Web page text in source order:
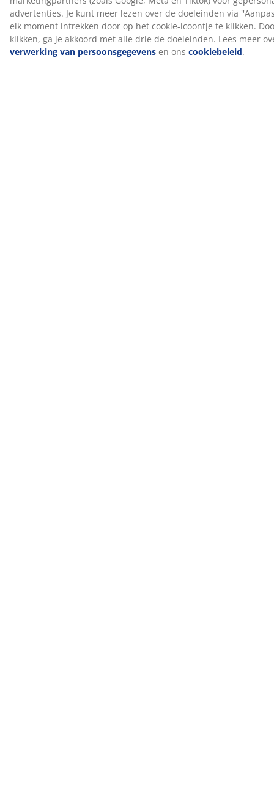
DREAMZONE®
DREAMZONE® streeft ernaar je slaap te verbeteren
met individuele oplossingen in matrassen en bedden.
Kwaliteit en functionaliteit zijn essentieel en dat is al zo
sinds de oprichting in Denemarken in 2003.